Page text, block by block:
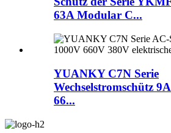
63A Modular C...
YUANKY C7N Serie
Wechselstromschütz
66...